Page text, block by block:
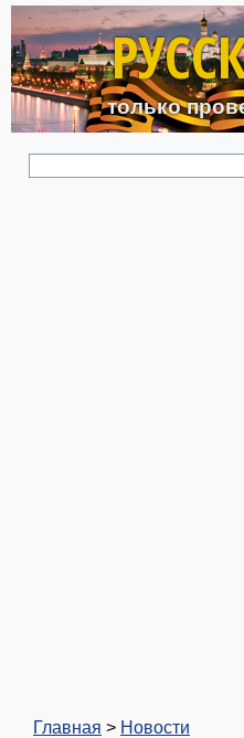
только
Главная > Новости